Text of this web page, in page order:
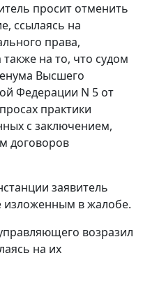
просит отменить
ссылаясь на
права,
на то, что судом
Высшего
Федерации N 5 от
практики
с заключением,
договоров
заявитель
изложенным в жалобе.
возразил
на их